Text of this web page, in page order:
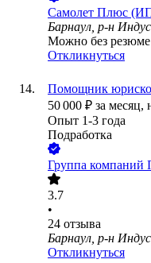
Самолет Плюс
Барнаул, р-н
Можно без резюме
Откликнуться
Помощник
50 000 ₽ за месяц,
Опыт 1-3 года
Подработка
Группа
3.7
•
24 отзыва
Барнаул, р-н
Откликнуться